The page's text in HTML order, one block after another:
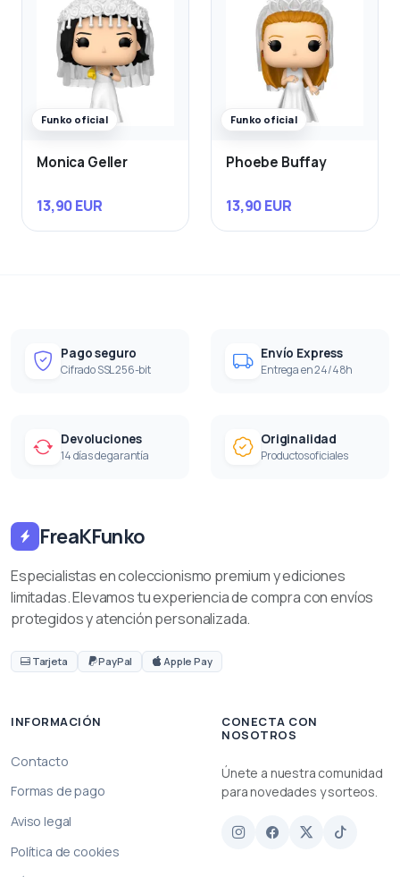
Funko oficial
Monica Geller
13,90 EUR
Funko oficial
Phoebe Buffay
13,90 EUR
Pago seguro
Cifrado SSL 256-bit
Envío Express
Entrega en 24/48h
Devoluciones
14 días de garantía
Originalidad
Productos oficiales
FreaKFunko
Especialistas en coleccionismo premium y ediciones
limitadas. Elevamos tu experiencia de compra con envíos
protegidos y atención personalizada.
Tarjeta PayPal Apple Pay
INFORMACIÓN
Contacto
Formas de pago
Aviso legal
Política de cookies
CONECTA CON
NOSOTROS
Únete a nuestra comunidad
para novedades y sorteos.